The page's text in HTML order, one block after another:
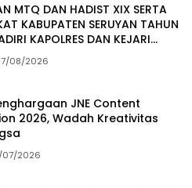
MTQ DAN HADIST XIX SERTA
KABUPATEN SERUYAN TAHUN
KAPOLRES DAN KEJARI
08/2026
JNE Content
2026, Wadah Kreativitas
07/2026